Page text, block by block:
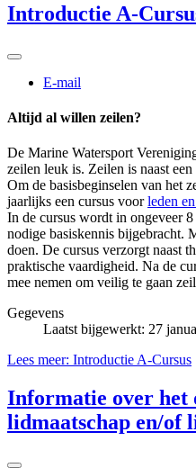
Introductie A-
E-mail
Altijd al willen zeilen?
De Marine Watersport
zeilen leuk is. Zeilen is naast
Om de basisbeginselen van het
jaarlijks een cursus voorleden
In de cursus wordt in ongeveer
nodige basiskennis bijgebracht.
doen. De cursus verzorgt naast
praktische vaardigheid. Na de
mee nemen om veilig te gaan
Gegevens
Laatst bijgewerkt: 27
Lees meer: Introductie A-Cursus
Informatie over het
lidmaatschap en/of